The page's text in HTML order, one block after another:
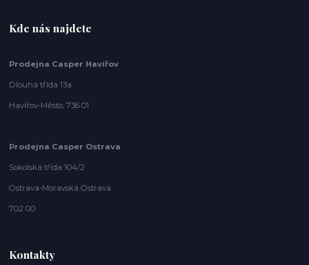
Kde nás najdete
Prodejna Casper Havířov
Dlouhá třída 13a
Havířov-Město, 736 01
Prodejna Casper Ostrava
Sokolská třída 104/2
Ostrava-Moravská Ostrava
702 00
Kontakty